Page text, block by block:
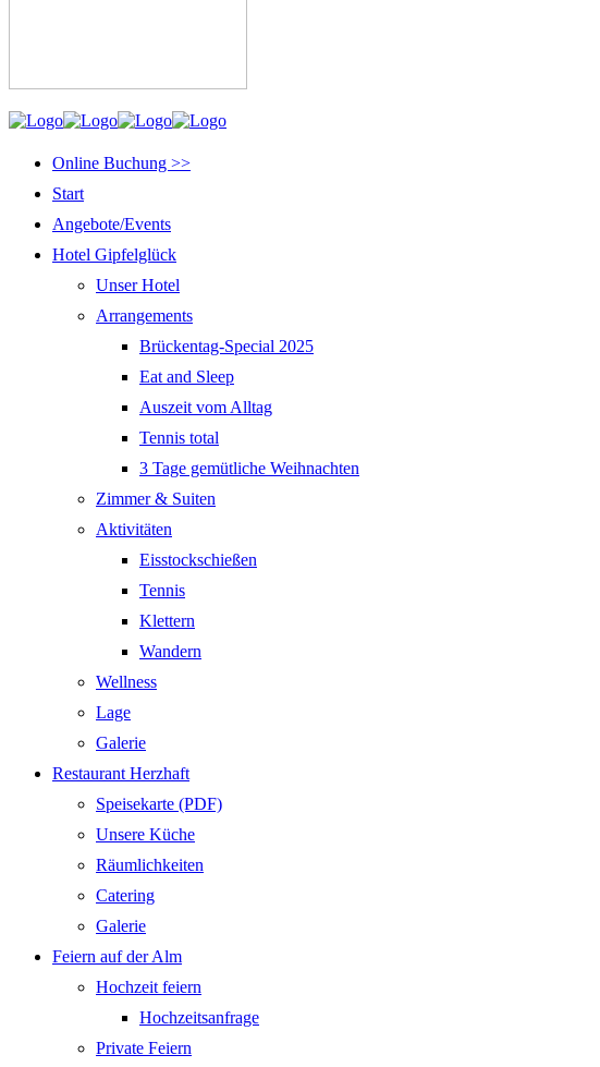
Online Buchung >>
Start
Angebote/Events
Hotel Gipfelglück
Unser Hotel
Arrangements
Brückentag-Special 2025
Eat and Sleep
Auszeit vom Alltag
Tennis total
3 Tage gemütliche Weihnachten
Zimmer & Suiten
Aktivitäten
Eisstockschießen
Tennis
Klettern
Wandern
Wellness
Lage
Galerie
Restaurant Herzhaft
Speisekarte (PDF)
Unsere Küche
Räumlichkeiten
Catering
Galerie
Feiern auf der Alm
Hochzeit feiern
Hochzeitsanfrage
Private Feiern